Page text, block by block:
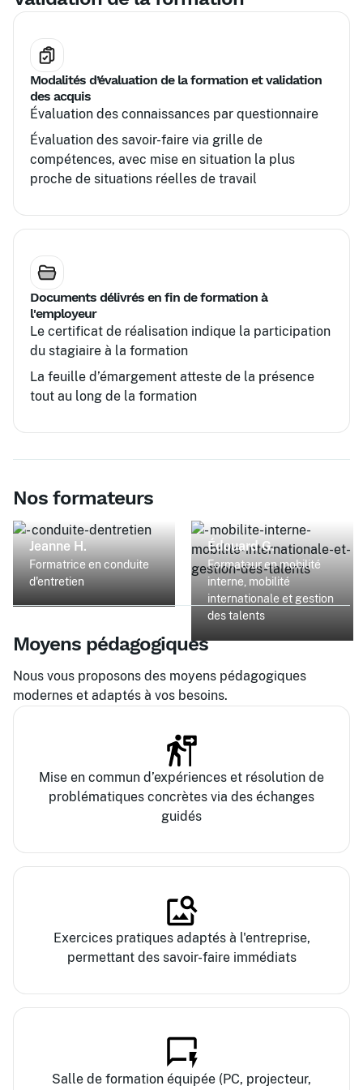
Modalités d’évaluation de la formation et validation
des acquis
Évaluation des connaissances par questionnaire
Évaluation des savoir-faire via grille de
compétences, avec mise en situation la plus
proche de situations réelles de travail
Documents délivrés en fin de formation à
l'employeur
Le certificat de réalisation indique la participation
du stagiaire à la formation
La feuille d’émargement atteste de la présence
tout au long de la formation
Nos formateurs
Jeanne H.
Formatrice en conduite
d'entretien
Édouard G.
Formateur en mobilité
interne, mobilité
internationale et gestion
des talents
Moyens pédagogiques
Nous vous proposons des moyens pédagogiques
modernes et adaptés à vos besoins.
Mise en commun d’expériences et résolution de
problématiques concrètes via des échanges
guidés
Exercices pratiques adaptés à l'entreprise,
permettant des savoir-faire immédiats
Salle de formation équipée (PC, projecteur,